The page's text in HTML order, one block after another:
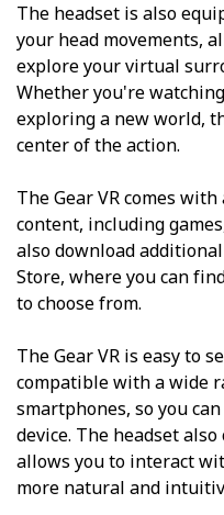
The headset is also
your head movements,
explore your virtual
Whether you're
exploring a new world,
center of the action.
The Gear VR comes
content, including
also download
Store, where you can
to choose from.
The Gear VR is easy to
compatible with a wide
smartphones, so you
device. The headset
allows you to interact
more natural and